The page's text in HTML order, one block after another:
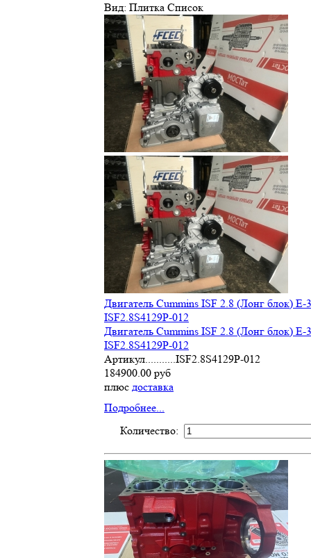
Вид: Плитка Список
Двигатель Cummins ISF 2.8 (Лонг блок) Е-
ISF2.8S4129Р-012
Двигатель Cummins ISF 2.8 (Лонг блок) Е-
ISF2.8S4129Р-012
Артикул...........ISF2.8S4129Р-012
184900.00 руб
плюс доставка
Подробнее...
Количество: